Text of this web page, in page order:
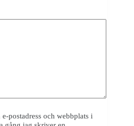
postadress och webbplats i